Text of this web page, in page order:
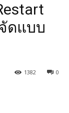
ดแบบ
0
1382